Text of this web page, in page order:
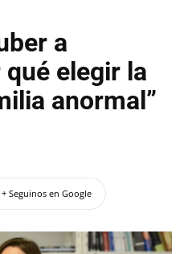
a
elegir la
anormal”
+ Seguinos en Google